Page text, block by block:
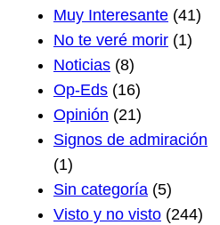
Muy Interesante (41)
No te veré morir (1)
Noticias (8)
Op-Eds (16)
Opinión (21)
Signos de admiración
(1)
Sin categoría (5)
Visto y no visto (244)